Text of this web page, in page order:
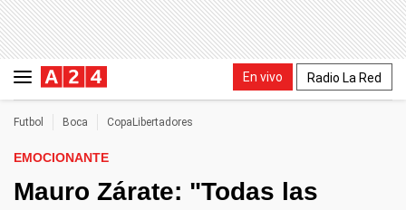
En vivo Radio La Red
Futbol Boca CopaLibertadores
EMOCIONANTE
Mauro Zárate: "Todas las